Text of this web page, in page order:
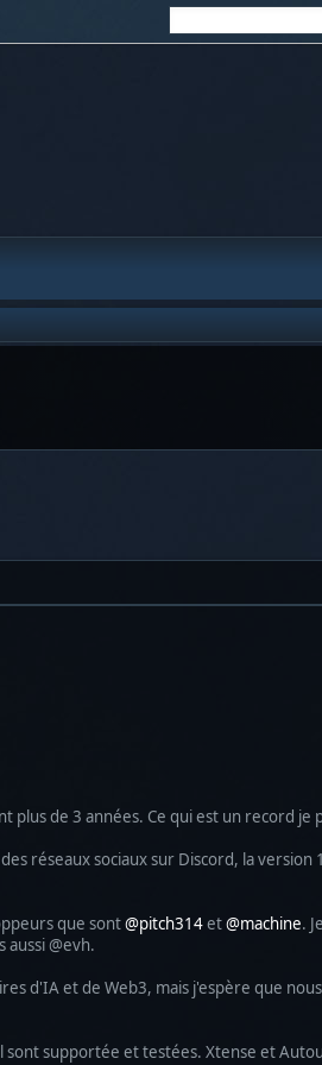
plus de 3 années. Ce qui est un record
réseaux sociaux sur Discord, la
que sont@pitch314et@machine.
aussi @evh.
d'IA et de Web3, mais j'espère que
supportée et testées. Xtense et